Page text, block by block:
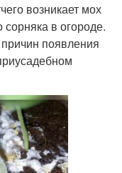
возникает мох
сорняка в огороде.
появления